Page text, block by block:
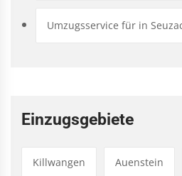
Umzugsservice für in
Einzugsgebiete
Killwangen Auenstein